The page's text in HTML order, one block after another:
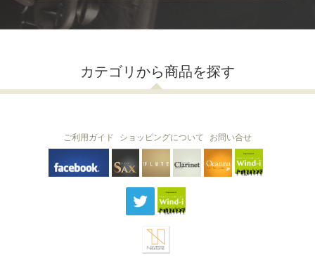
カテゴリから商品を探す
THE SAX The Clarinet
Ocarina
ご利用ガイド ショッピングについて お問い合せ